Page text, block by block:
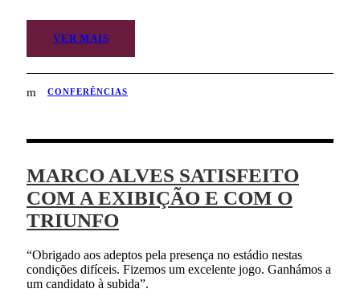
VER MAIS
CONFERÊNCIAS
MARCO ALVES SATISFEITO
COM A EXIBIÇÃO E COM O
TRIUNFO
“Obrigado aos adeptos pela presença no estádio nestas
condições difíceis. Fizemos um excelente jogo. Ganhámos a
um candidato à subida”.